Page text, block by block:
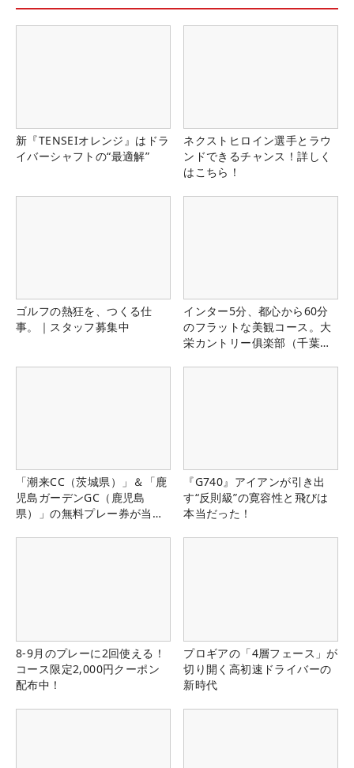
新『TENSEIオレンジ』はドラ
イバーシャフトの“最適解”
ネクストヒロイン選手とラウ
ンドできるチャンス！詳しく
はこちら！
ゴルフの熱狂を、つくる仕
事。｜スタッフ募集中
インター5分、都心から60分
のフラットな美観コース。大
栄カントリー俱楽部（千葉
「潮来CC（茨城県）」＆「鹿
児島ガーデンGC（鹿児島
県）」の無料プレー券が当た
『G740』アイアンが引き出
す“反則級”の寛容性と飛びは
本当だった！
8-9月のプレーに2回使える！
コース限定2,000円クーポン
配布中！
プロギアの「4層フェース」が
切り開く高初速ドライバーの
新時代